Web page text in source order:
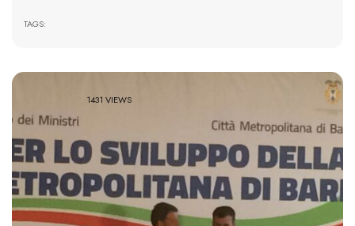
TAGS:
1431 VIEWS